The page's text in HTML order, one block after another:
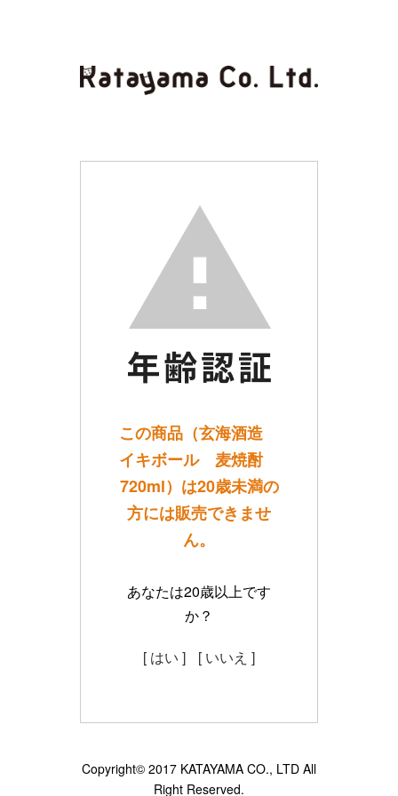
この商品（玄海酒造
イキボール 麦焼酎
720ml）は20歳未満の
方には販売できませ
ん。
あなたは20歳以上です
か？
[ はい ] [ いいえ ]
Copyright© 2017 KATAYAMA CO., LTD All
Right Reserved.